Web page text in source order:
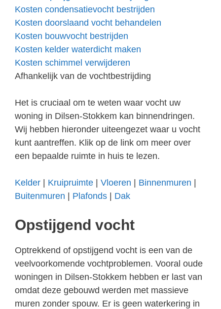
Kosten condensatievocht bestrijden
Kosten doorslaand vocht behandelen
Kosten bouwvocht bestrijden
Kosten kelder waterdicht maken
Kosten schimmel verwijderen
Afhankelijk van de vochtbestrijding
Het is cruciaal om te weten waar vocht uw
woning in Dilsen-Stokkem kan binnendringen.
Wij hebben hieronder uiteengezet waar u vocht
kunt aantreffen. Klik op de link om meer over
een bepaalde ruimte in huis te lezen.
Kelder Kruipruimte Vloeren Binnenmuren
Buitenmuren
Plafonds Dak
Opstijgend vocht
Optrekkend of opstijgend vocht is een van de
veelvoorkomende vochtproblemen. Vooral oude
woningen in Dilsen-Stokkem hebben er last van
omdat deze gebouwd werden met massieve
muren zonder spouw. Er is geen waterkering in